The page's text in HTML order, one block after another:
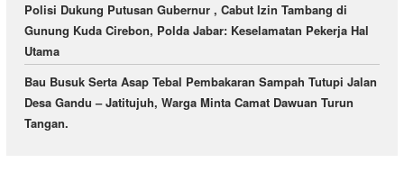
Polisi Dukung Putusan Gubernur , Cabut Izin Tambang di
Gunung Kuda Cirebon, Polda Jabar: Keselamatan Pekerja Hal
Utama
Bau Busuk Serta Asap Tebal Pembakaran Sampah Tutupi Jalan
Desa Gandu – Jatitujuh, Warga Minta Camat Dawuan Turun
Tangan.